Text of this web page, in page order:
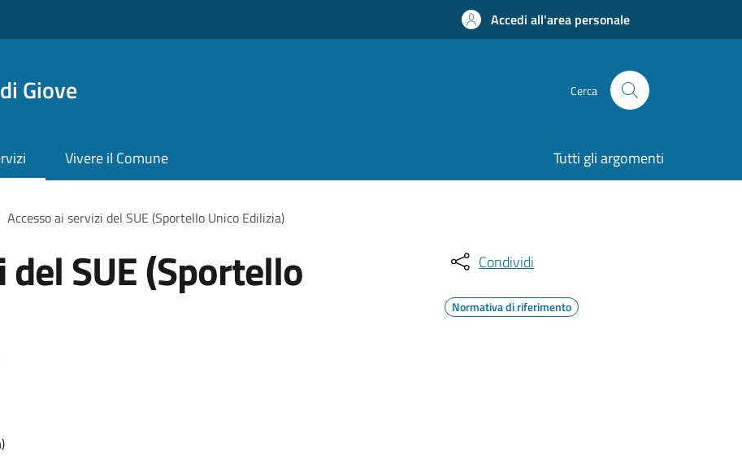
Accedi all'area personale
Giove Cerca
Vivere il Comune Tutti gli argomenti
Accesso ai servizi del SUE (Sportello Unico Edilizia)
SUE (Sportello Condividi
Normativa di riferimento